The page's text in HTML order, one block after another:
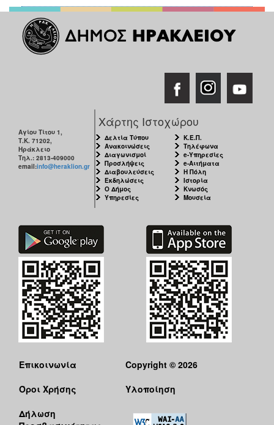
Αγίου Τίτου 1,
Τ.Κ. 71202,
Ηράκλειο
Τηλ.: 2813-409000
email:info@heraklion.gr
Χάρτης Ιστοχώρου
Δελτία Τύπου
Ανακοινώσεις
Διαγωνισμοί
Προσλήψεις
Διαβουλεύσεις
Εκδηλώσεις
Ο Δήμος
Υπηρεσίες
Κ.Ε.Π.
Τηλέφωνα
e-Υπηρεσίες
e-Αιτήματα
Η Πόλη
Ιστορία
Κνωσός
Μουσεία
Επικοινωνία
Όροι Χρήσης
Δήλωση
Copyright © 2026
Υλοποίηση